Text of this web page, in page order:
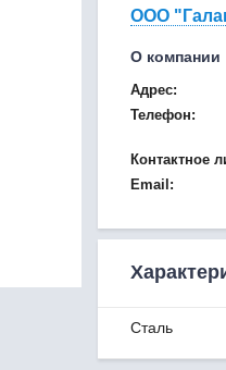
ООО
О компании
Адрес:
Телефон:
Контактное
Email:
Сталь